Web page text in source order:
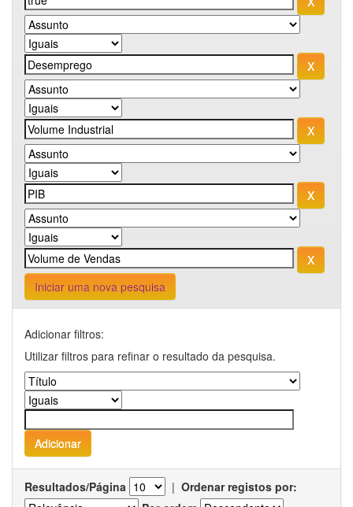
Iniciar uma nova pesquisa
Adicionar filtros:
Utilizar filtros para refinar o resultado da pesquisa.
Resultados/Página | Ordenar registos por: